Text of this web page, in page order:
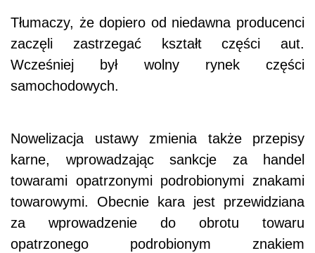
Tłumaczy, że dopiero od niedawna producenci
zaczęli zastrzegać kształt części aut.
Wcześniej był wolny rynek części
samochodowych.
Nowelizacja ustawy zmienia także przepisy
karne, wprowadzając sankcje za handel
towarami opatrzonymi podrobionymi znakami
towarowymi. Obecnie kara jest przewidziana
za wprowadzenie do obrotu towaru
opatrzonego podrobionym znakiem